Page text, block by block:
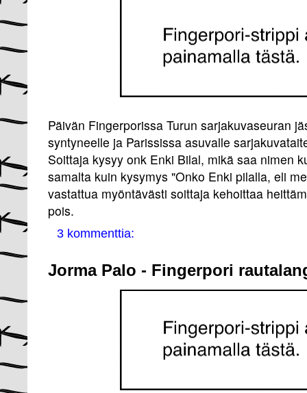
Päivän Fingerporissa Turun sarjakuvaseuran
syntyneelle ja Parississa asuvalle
Soittaja kysyy onk Enki Bilal, mikä saa nimen
samalta kuin kysymys "Onko Enki pilalla, eli
vastattua myöntävästi soittaja kehoittaa
pois.
3 kommenttia:
Jorma Palo - Fingerpori